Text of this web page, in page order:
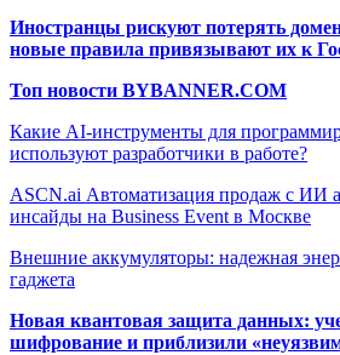
Иностранцы рискуют потерять
новые правила привязывают их к
Топ новости BYBANNER.COM
Какие AI-инструменты для
используют разработчики в работе?
ASCN.ai Автоматизация продаж с ИИ
инсайды на Business Event в Москве
Внешние аккумуляторы: надежная
гаджета
Новая квантовая защита данных:
шифрование и приблизили